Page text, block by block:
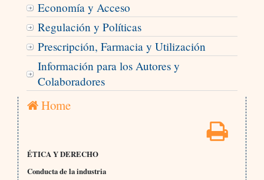
Economía y Acceso
Regulación y Políticas
Prescripción, Farmacia y Utilización
Información para los Autores y
Colaboradores
Home
ÉTICA Y DERECHO
Conducta de la industria